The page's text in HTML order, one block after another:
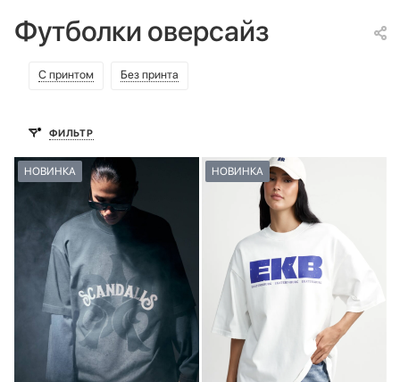
Футболки оверсайз
С принтом Без принта
ФИЛЬТР
НОВИНКА НОВИНКА